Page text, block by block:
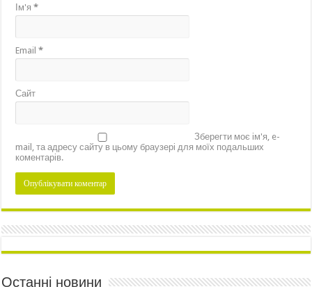
Ім'я*
Email*
Сайт
Зберегти моє ім'я, e-
mail, та адресу сайту в цьому браузері для моїх подальших
коментарів.
Останні новини